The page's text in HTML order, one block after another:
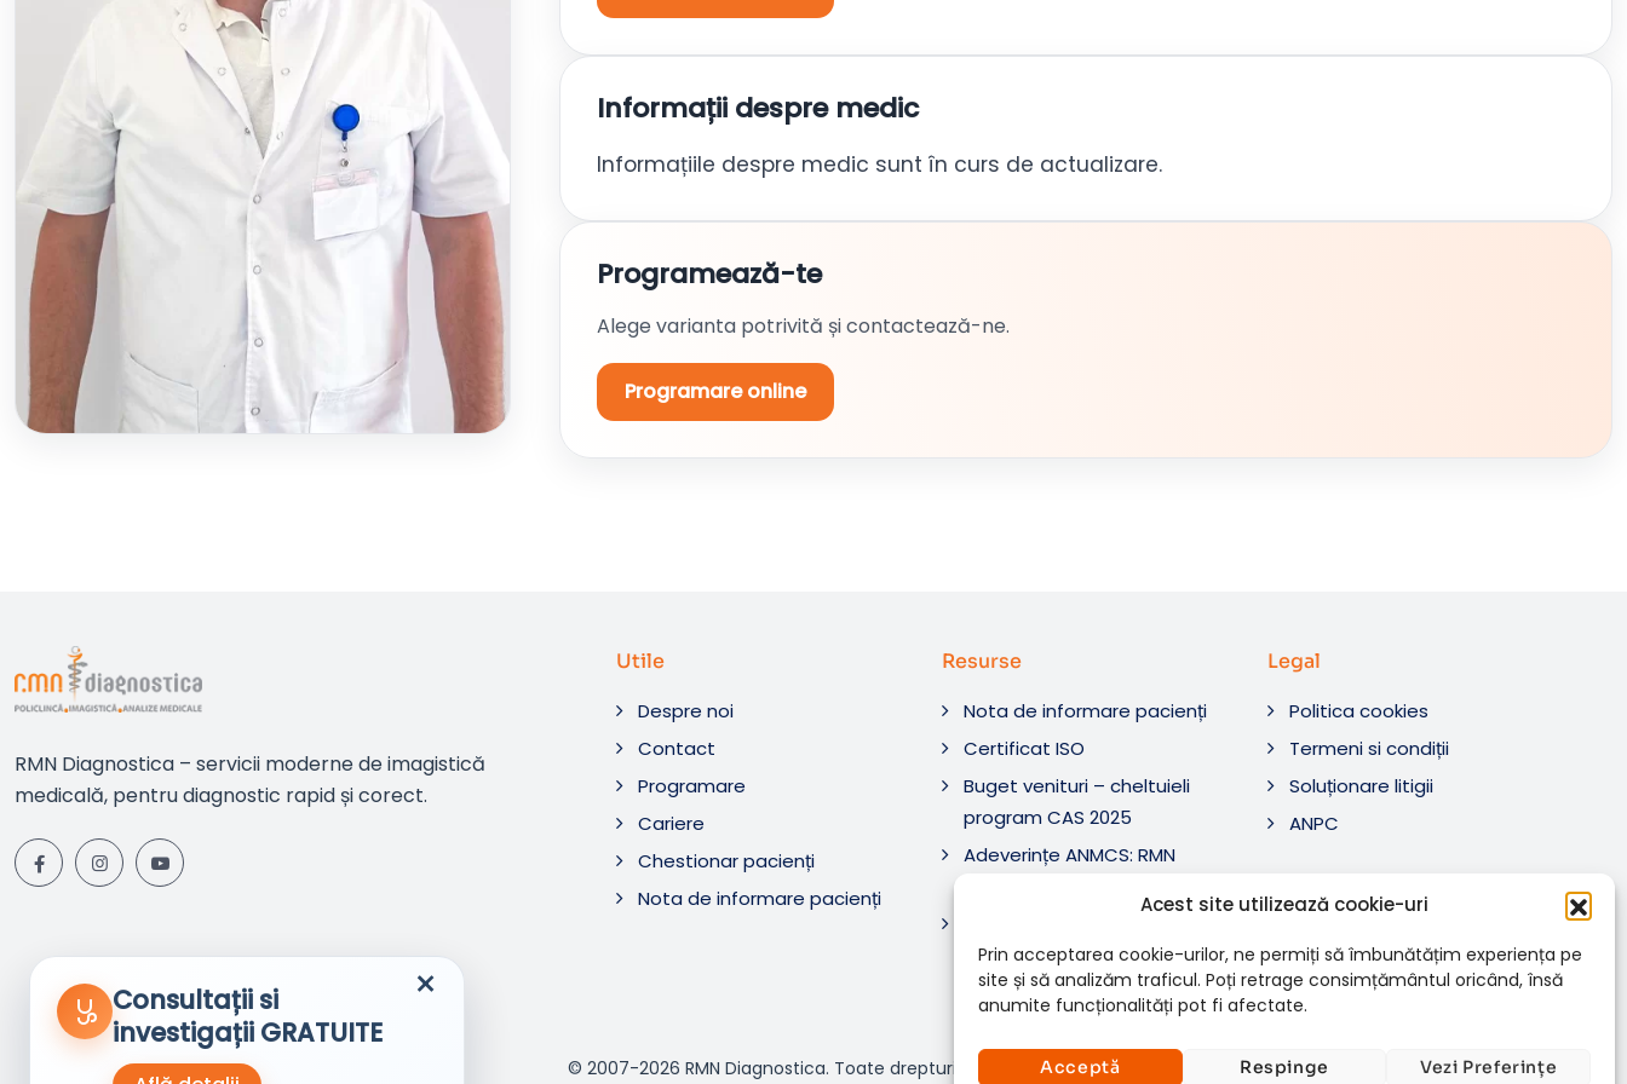
Acest site utilizează cookie-uri
Prin acceptarea cookie-urilor, ne permiți să îmbunătățim experiența pe
site și să analizăm traficul. Poți retrage consimțământul oricând, însă
anumite funcționalități pot fi afectate.
Acceptă Respinge Vezi Preferințe
Informații despre medic
Informațiile despre medic sunt în curs de actualizare.
Programează-te
Alege varianta potrivită și contactează-ne.
Programare online
RMN Diagnostica – servicii moderne de imagistică
medicală, pentru diagnostic rapid și corect.
Utile
Despre noi
Contact
Programare
Cariere
Chestionar pacienți
Nota de informare pacienți
Resurse
Nota de informare pacienți
Certificat ISO
Buget venituri – cheltuieli
program CAS 2025
Adeverințe ANMCS: RMN
Diagnostica SRL
Legal
Politica cookies
Termeni si condiții
Soluționare litigii
ANPC
© 2007-2026 RMN Diagnostica. Toate drepturile rezervate.
×
Consultații si
investigații GRATUITE